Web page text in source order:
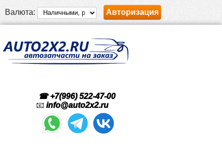
Валюта: Авторизация
☎ +7(996) 522-47-00
📧 info@auto2x2.ru